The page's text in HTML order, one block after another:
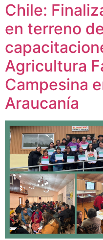
Chile:
en terreno
Agricultura
Campesina
Araucanía